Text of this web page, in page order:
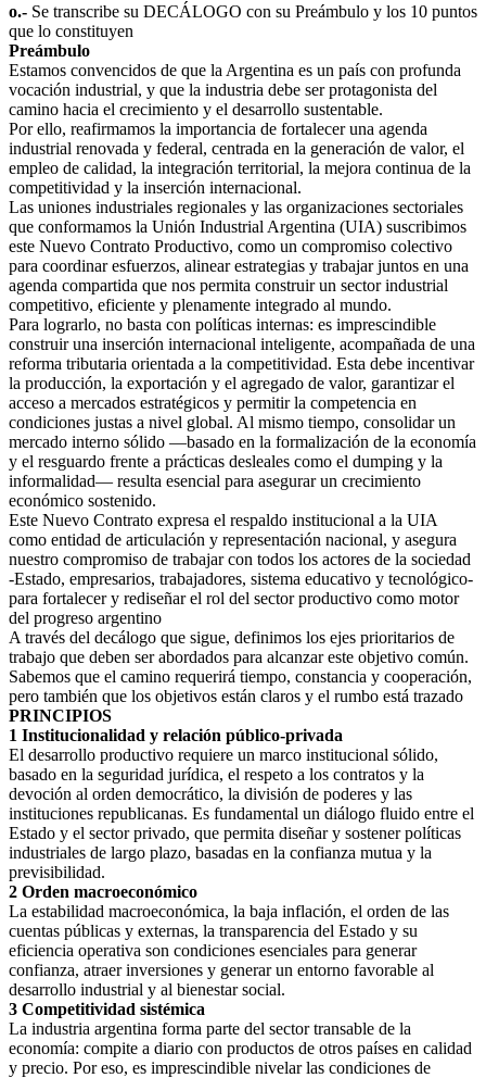
o.- Se transcribe su DECÁLOGO con su Preámbulo y los 10 puntos
que lo constituyen
Preámbulo
Estamos convencidos de que la Argentina es un país con profunda
vocación industrial, y que la industria debe ser protagonista del
camino hacia el crecimiento y el desarrollo sustentable.
Por ello, reafirmamos la importancia de fortalecer una agenda
industrial renovada y federal, centrada en la generación de valor, el
empleo de calidad, la integración territorial, la mejora continua de la
competitividad y la inserción internacional.
Las uniones industriales regionales y las organizaciones sectoriales
que conformamos la Unión Industrial Argentina (UIA) suscribimos
este Nuevo Contrato Productivo, como un compromiso colectivo
para coordinar esfuerzos, alinear estrategias y trabajar juntos en una
agenda compartida que nos permita construir un sector industrial
competitivo, eficiente y plenamente integrado al mundo.
Para lograrlo, no basta con políticas internas: es imprescindible
construir una inserción internacional inteligente, acompañada de una
reforma tributaria orientada a la competitividad. Esta debe incentivar
la producción, la exportación y el agregado de valor, garantizar el
acceso a mercados estratégicos y permitir la competencia en
condiciones justas a nivel global. Al mismo tiempo, consolidar un
mercado interno sólido —basado en la formalización de la economía
y el resguardo frente a prácticas desleales como el dumping y la
informalidad— resulta esencial para asegurar un crecimiento
económico sostenido.
Este Nuevo Contrato expresa el respaldo institucional a la UIA
como entidad de articulación y representación nacional, y asegura
nuestro compromiso de trabajar con todos los actores de la sociedad
-Estado, empresarios, trabajadores, sistema educativo y tecnológico-
para fortalecer y rediseñar el rol del sector productivo como motor
del progreso argentino
A través del decálogo que sigue, definimos los ejes prioritarios de
trabajo que deben ser abordados para alcanzar este objetivo común.
Sabemos que el camino requerirá tiempo, constancia y cooperación,
pero también que los objetivos están claros y el rumbo está trazado
PRINCIPIOS
1 Institucionalidad y relación público-privada
El desarrollo productivo requiere un marco institucional sólido,
basado en la seguridad jurídica, el respeto a los contratos y la
devoción al orden democrático, la división de poderes y las
instituciones republicanas. Es fundamental un diálogo fluido entre el
Estado y el sector privado, que permita diseñar y sostener políticas
industriales de largo plazo, basadas en la confianza mutua y la
previsibilidad.
2 Orden macroeconómico
La estabilidad macroeconómica, la baja inflación, el orden de las
cuentas públicas y externas, la transparencia del Estado y su
eficiencia operativa son condiciones esenciales para generar
confianza, atraer inversiones y generar un entorno favorable al
desarrollo industrial y al bienestar social.
3 Competitividad sistémica
La industria argentina forma parte del sector transable de la
economía: compite a diario con productos de otros países en calidad
y precio. Por eso, es imprescindible nivelar las condiciones de